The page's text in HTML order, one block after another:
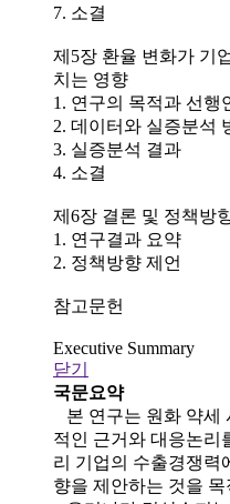
7. 소결
제5장 환율 변화가 기
치는 영향
1. 연구의 목적과 선행
2. 데이터와 실증분석
3. 실증분석 결과
4. 소결
제6장 결론 및 정책방
1. 연구결과 요약
2. 정책방향 제언
참고문헌
Executive Summary
닫기
국문요약
본 연구는 원화 약세
적인 근거와 대응논리
리 기업의 수출경쟁력
향을 제안하는 것을